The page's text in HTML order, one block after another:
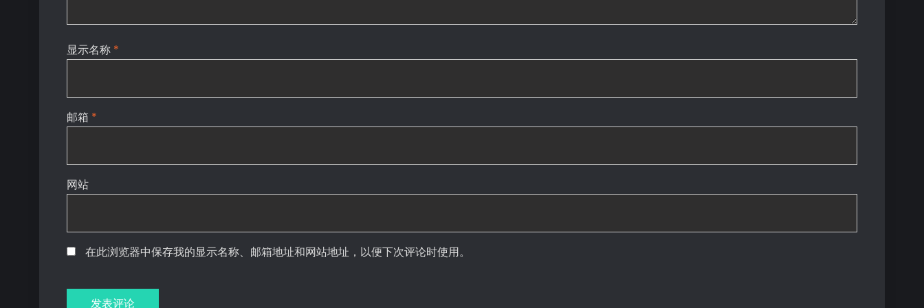
显示名称 *
邮箱 *
网站
在此浏览器中保存我的显示名称、邮箱地址和网站地址，以便下次评论时使用。